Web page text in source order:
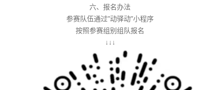
六、报名办法
参赛队伍通过”动驿动”小程序
按照参赛组别组队报名
↓↓↓